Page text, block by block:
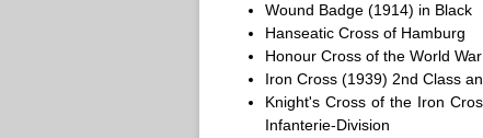
Wound Badge (1914) in Black
Hanseatic Cross of Hamburg
Honour Cross of the World
Iron Cross (1939) 2nd Class
Knight's Cross of the Iron
Infanterie-Division